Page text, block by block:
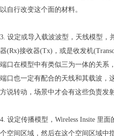
以自行改变这个面的材料。
3. 设定或导入载波波型，天线模型，
器(Rx)接收器(Tx)，或是收发机
端口在模型中有类似三为一体的关系
端口也一定有配合的天线和其载波，
方说转动，场景中才会有这些负责发
4. 设定传播模型，Wireless Insite 里
个空间区域，然后在这个空间区域中